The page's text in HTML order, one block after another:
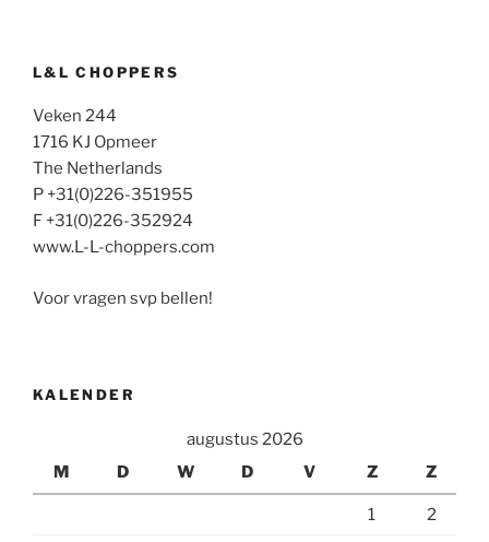
L&L CHOPPERS
Veken 244
1716 KJ Opmeer
The Netherlands
P +31(0)226-351955
F +31(0)226-352924
www.L-L-choppers.com
Voor vragen svp bellen!
KALENDER
augustus 2026
M
D W D V Z Z
1 2